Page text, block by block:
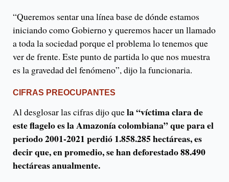
“Queremos sentar una línea base de dónde estamos
iniciando como Gobierno y queremos hacer un llamado
a toda la sociedad porque el problema lo tenemos que
ver de frente. Este punto de partida lo que nos muestra
es la gravedad del fenómeno”, dijo la funcionaria.
CIFRAS PREOCUPANTES
Al desglosar las cifras dijo quela “víctima clara de
este flagelo es la Amazonía colombiana” que para el
periodo 2001-2021 perdió 1.858.285 hectáreas, es
decir que, en promedio, se han deforestado 88.490
hectáreas anualmente.